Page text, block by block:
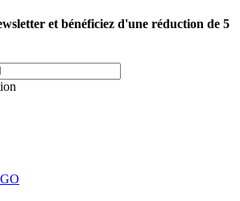
et bénéficiez d'une réduction de 5